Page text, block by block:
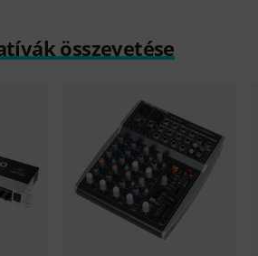
összevetése